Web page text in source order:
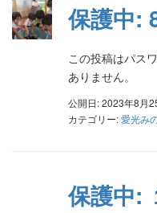
保護中:
この投稿はパス
ありません。
公開日: 2023年8月
カテゴリー:愛光み
保護中: